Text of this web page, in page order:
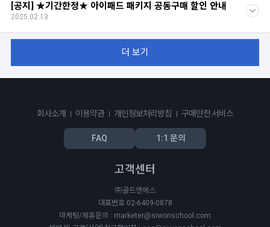
[공지] ★기간한정★ 아이패드 패키지 공동구매 할인 안내
2025.02.13
더 보기
회사소개 이용약관 개인정보처리방침 구매안전 서비스
FAQ 1:1 문의
고객센터
㈜골드앤에스
대표번호 02-6409-0878
마케팅/제휴문의 : marketer@siwonschool.com